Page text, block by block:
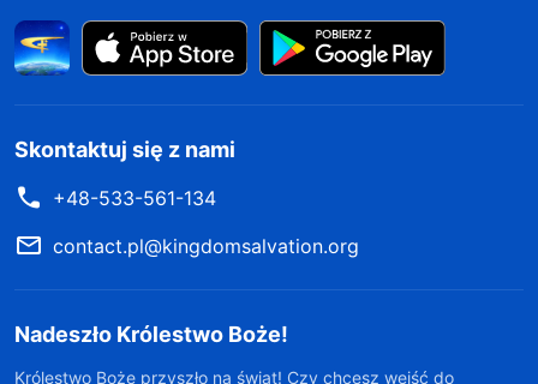
Skontaktuj się z nami
+48-533-561-134
contact.pl@kingdomsalvation.org
Nadeszło Królestwo Boże!
Królestwo Boże przyszło na świat! Czy chcesz wejść do